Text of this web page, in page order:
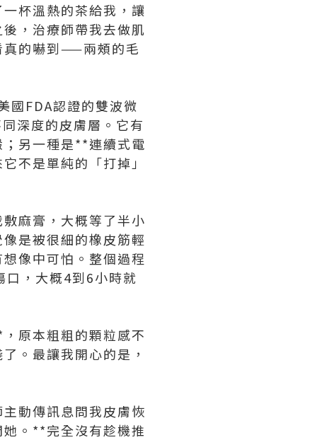
杯溫熱的茶給我，讓
，治療師帶我去做肌
真的嚇到——兩頰的毛
國FDA認證的雙波微
深度的皮膚層。它有
另一種是**連續式電
不是單純的「打掉」
麻膏，大概等了半小
是被很細的橡皮筋輕
像中可怕。整個過程
口，大概4到6小時就
原本粗粗的顆粒感不
。最讓我開心的是，
動傳訊息問我皮膚恢
。**完全沒有趁機推